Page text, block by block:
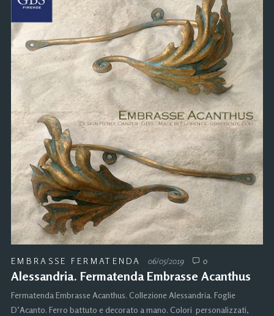
EMBRASSE FERMATENDA 06/05/2019 0
Alessandria. Fermatenda Embrasse Acanthus
Fermatenda Embrasse Acanthus. Collezione Alessandria. Foglie
D’Acanto. Ferro battuto e decorato a mano. Colori personalizzati,